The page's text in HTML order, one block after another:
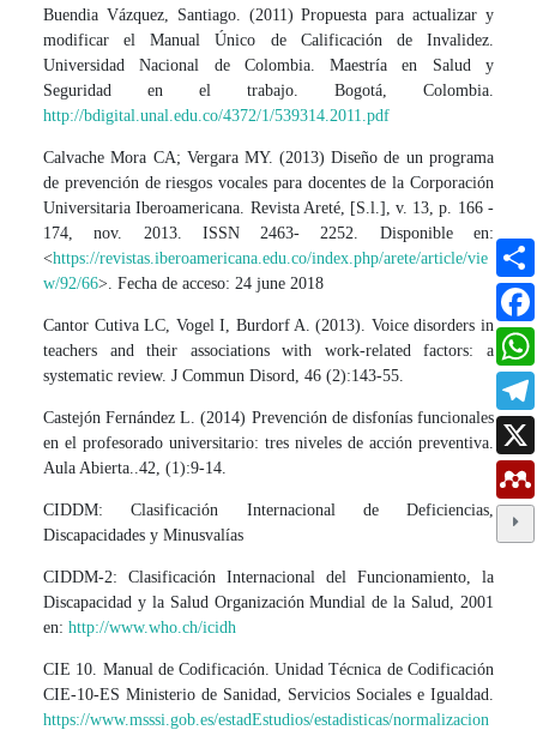
Buendia Vázquez, Santiago. (2011) Propuesta para actualizar y
modificar el Manual Único de Calificación de Invalidez.
Universidad Nacional de Colombia. Maestría en Salud y
Seguridad en el trabajo. Bogotá, Colombia.
http://bdigital.unal.edu.co/4372/1/539314.2011.pdf
Calvache Mora CA; Vergara MY. (2013) Diseño de un programa
de prevención de riesgos vocales para docentes de la Corporación
Universitaria Iberoamericana. Revista Areté, [S.l.], v. 13, p. 166 -
174, nov. 2013. ISSN 2463- 2252. Disponible en:
<https://revistas.iberoamericana.edu.co/index.php/arete/article/vie
w/92/66>. Fecha de acceso: 24 june 2018
Cantor Cutiva LC, Vogel I, Burdorf A. (2013). Voice disorders in
teachers and their associations with work-related factors: a
systematic review. J Commun Disord, 46 (2):143-55.
Castejón Fernández L. (2014) Prevención de disfonías funcionales
en el profesorado universitario: tres niveles de acción preventiva.
Aula Abierta..42, (1):9-14.
CIDDM: Clasificación Internacional de Deficiencias,
Discapacidades y Minusvalías
CIDDM-2: Clasificación Internacional del Funcionamiento, la
Discapacidad y la Salud Organización Mundial de la Salud, 2001
en:http://www.who.ch/icidh
CIE 10. Manual de Codificación. Unidad Técnica de Codificación
CIE-10-ES Ministerio de Sanidad, Servicios Sociales e Igualdad.
https://www.msssi.gob.es/estadEstudios/estadisticas/normalizacion